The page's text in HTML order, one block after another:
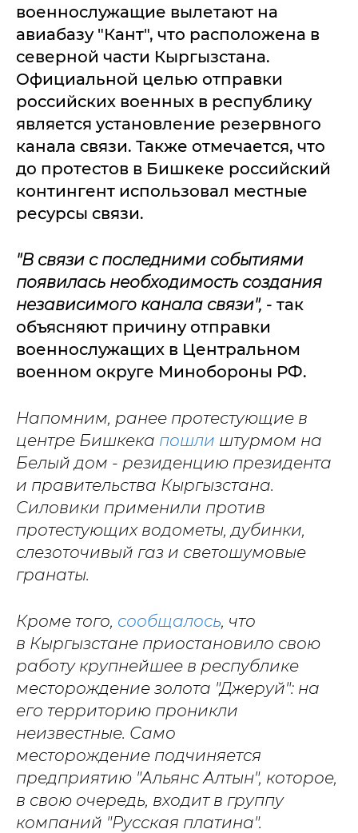
военнослужащие вылетают на
авиабазу "Кант", что расположена в
северной части Кыргызстана.
Официальной целью отправки
российских военных в республику
является установление резервного
канала связи. Также отмечается, что
до протестов в Бишкеке российский
контингент использовал местные
ресурсы связи.
"В связи с последними событиями
появилась необходимость создания
независимого канала связи", - так
объясняют причину отправки
военнослужащих в Центральном
военном округе Минобороны РФ.
Напомним, ранее протестующие в
центре Бишкека пошли штурмом на
Белый дом - резиденцию президента
и правительства Кыргызстана.
Силовики применили против
протестующих водометы, дубинки,
слезоточивый газ и светошумовые
гранаты.
Кроме того, сообщалось, что
в Кыргызстане приостановило свою
работу крупнейшее в республике
месторождение золота "Джеруй": на
его территорию проникли
неизвестные. Само
месторождение подчиняется
предприятию "Альянс Алтын", которое,
в свою очередь, входит в группу
компаний "Русская платина".